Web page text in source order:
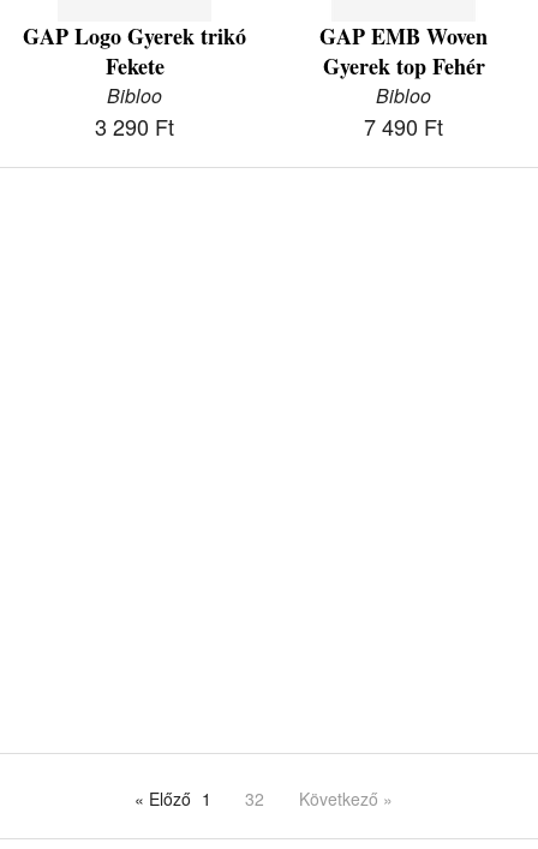
GAP Logo Gyerek trikó
Fekete
Bibloo
3 290 Ft
GAP EMB Woven
Gyerek top Fehér
Bibloo
7 490 Ft
« Előző 1 32 Következő »